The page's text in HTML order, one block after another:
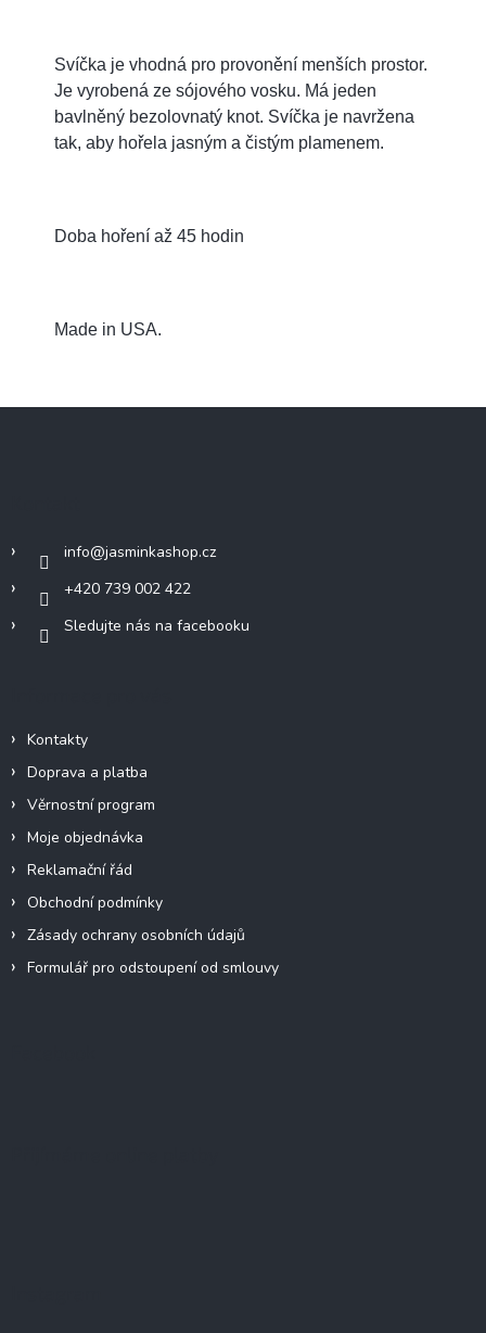
Svíčka je vhodná pro provonění menších prostor.
Je vyrobená ze sójového vosku. Má jeden
bavlněný bezolovnatý knot. Svíčka je navržena
tak, aby hořela jasným a čistým plamenem.
Doba hoření až 45 hodin
Made in USA.
info@jasminkashop.cz
+420 739 002 422
Sledujte nás na facebooku
Kontakty
Doprava a platba
Věrnostní program
Moje objednávka
Reklamační řád
Obchodní podmínky
Zásady ochrany osobních údajů
Formulář pro odstoupení od smlouvy